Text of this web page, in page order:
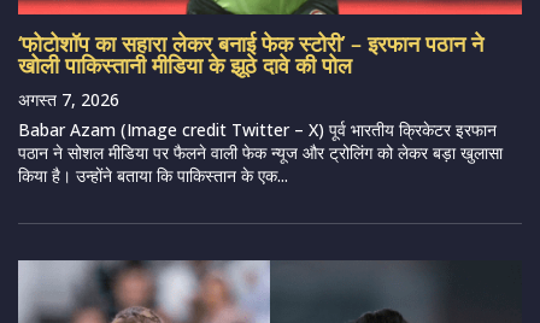
‘फोटोशॉप का सहारा लेकर बनाई फेक स्टोरी’ – इरफान पठान ने
खोली पाकिस्तानी मीडिया के झूठे दावे की पोल
अगस्त 7, 2026
Babar Azam (Image credit Twitter – X) पूर्व भारतीय क्रिकेटर इरफान
पठान ने सोशल मीडिया पर फैलने वाली फेक न्यूज और ट्रोलिंग को लेकर बड़ा खुलासा
किया है। उन्होंने बताया कि पाकिस्तान के एक...